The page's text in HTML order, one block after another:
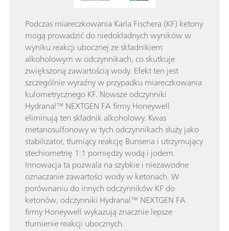
Podczas miareczkowania Karla Fischera (KF) ketony
mogą prowadzić do niedokładnych wyników w
wyniku reakcji ubocznej ze składnikiem
alkoholowym w odczynnikach, co skutkuje
zwiększoną zawartością wody. Efekt ten jest
szczególnie wyraźny w przypadku miareczkowania
kulometrycznego KF. Nowsze odczynniki
Hydranal™ NEXTGEN FA firmy Honeywell
eliminują ten składnik alkoholowy. Kwas
metanosulfonowy w tych odczynnikach służy jako
stabilizator, tłumiący reakcję Bunsena i utrzymujący
stechiometrię 1:1 pomiędzy wodą i jodem.
Innowacja ta pozwala na szybkie i niezawodne
oznaczanie zawartości wody w ketonach. W
porównaniu do innych odczynników KF do
ketonów, odczynniki Hydranal™ NEXTGEN FA
firmy Honeywell wykazują znacznie lepsze
tłumienie reakcji ubocznych.